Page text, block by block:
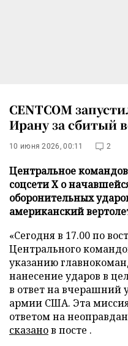
CENTCOM
Ирану за сбитый
10 июня 2026, 00:11 2
Центральное
соцсети Х о
оборонительных
американский
«Сегодня в 17.00 по
Центрального
указанию
нанесение ударов в
в ответ на вчерашний
армии США. Эта
ответом на
сказанов посте .